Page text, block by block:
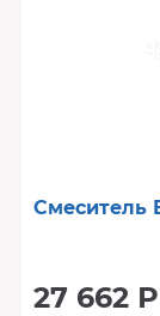
Смеситель
27 662 Р